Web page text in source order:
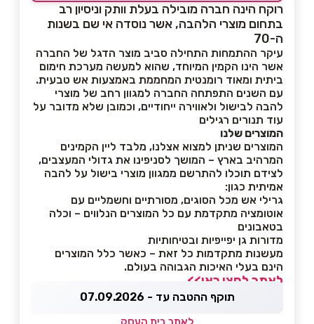
רוקח הינה חברה מובילה בעלת וותק וניסיון רב
בתחום מוצרי הלהבה, אשר נוסדה אי שם בשנות
ה-70
עיקר ההתמחות התחילה סביב מוצר הדגל של החברה
אשר הינו הקמין המיוחד, שהוא למעשה מערכת חימום
ביתית ומאוד רומנטית המחממת באמצעות אש טבעית.
עם השנים התפתחה החברה למגוון רחב של מוצרי
להבה לבישול ולאווירה ייחודיים, וכמובן שלא מדובר על
עוד תנורים רגילים
המוצרים שלנו
המוצרים שניתן למצוא אצלנו, מלבד ליין הקמינים
המרהיב בארץ – המושך לסניפינו את גדולי המעצבים,
לצידם תוכלו להתרשם ממגוון מוצרי בישול על להבה
אמיתית כגון:
גרילי אש מכל הסוגים, מסורתיים וחשמליים עם
אוטומציה מתקדמת עם כל המוצרים הנלווים – וכלה
בטאבונים
מדורות גן יפייפיות ובטיחותיות
מעשנות מתקדמות כל זאת – כאשר כלל המוצרים
הינם בעלי האיכות הגבוהה בעולם.
לאתר לחצו כאן>>
תוקף ההטבה עד - 07.09.2026